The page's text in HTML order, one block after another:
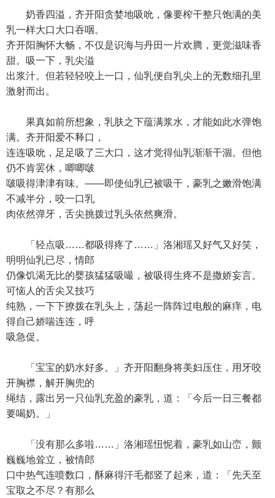
奶香四溢，齐开阳贪婪地吸吮，像要榨干整只饱满的美
乳一样大口大口吞咽。
齐开阳胸怀大畅，不仅是识海与丹田一片欢腾，更觉滋味香
甜。吸一下，乳尖溢
出浆汁。但若轻轻咬上一口，仙乳便自乳尖上的无数细孔里
激射而出。
果真如前所想象，乳肤之下蕴满浆水，才能如此水弹饱
满。齐开阳爱不释口，
连连吸吮，足足吸了三大口，这才觉得仙乳渐渐干涸。但他
仍不肯罢休，唧唧啵
啵吸得津津有味。——即使仙乳已被吸干，豪乳之嫩滑饱满
不减半分，咬一口乳
肉依然弹牙，舌尖挑拨过乳头依然爽滑。
「轻点吸……都吸得疼了……」洛湘瑶又好气又好笑，
明明仙乳已尽，情郎
仍像饥渴无比的婴孩猛猛吸嘬，被吸得生疼不是撒娇妄言。
可恼人的舌尖又技巧
纯熟，一下下撩拨在乳头上，荡起一阵阵过电般的麻痒，电
得自己娇喘连连，呼
吸急促。
「宝宝的奶水好多。」齐开阳翻身将美妇压住，用牙咬
开胸襟，解开胸兜的
绳结，露出另一只仙乳充盈的豪乳，道：「今后一日三餐都
要喝奶。」
「没有那么多啦……」洛湘瑶忸怩着，豪乳如山峦，颤
巍巍地耸立，被情郎
口中热气连喷数口，酥麻得汗毛都竖了起来，道：「先天至
宝取之不尽？有那么